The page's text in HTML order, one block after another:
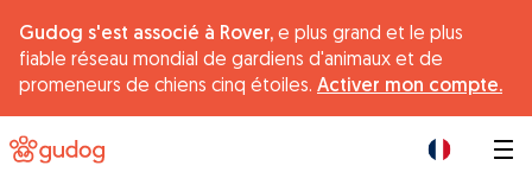
Gudog s'est associé à Rover, e plus grand et le plus
fiable réseau mondial de gardiens d'animaux et de
promeneurs de chiens cinq étoiles. Activer mon compte.